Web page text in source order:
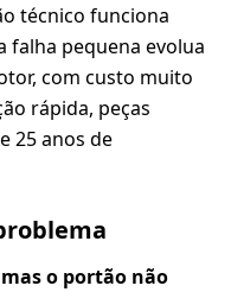
técnico funciona
falha pequena evolua
com custo muito
rápida, peças
25 anos de
o portão não